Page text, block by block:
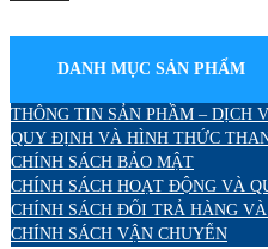
DANH MỤC SẢN PHẨM
THÔNG TIN SẢN PHẦM – DỊCH
QUY ĐỊNH VÀ HÌNH THỨC
CHÍNH SÁCH BẢO MẬT
CHÍNH SÁCH HOẠT ĐỘNG VÀ
CHÍNH SÁCH ĐỔI TRẢ HÀNG
CHÍNH SÁCH VẬN CHUYỂN